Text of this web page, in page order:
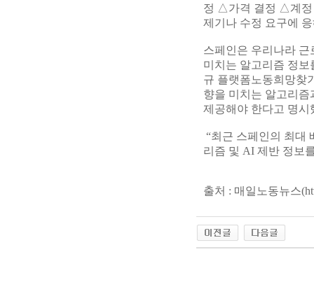
정 △가격 결정 △계정
제기나 수정 요구에
스페인은 우리나라
미치는 알고리즘 정
규 플랫폼노동희망찾
향을 미치는 알고리
제공해야 한다고 명시
“최근 스페인의 최대
리즘 및 AI 제반 정보
출처 : 매일노동뉴스(